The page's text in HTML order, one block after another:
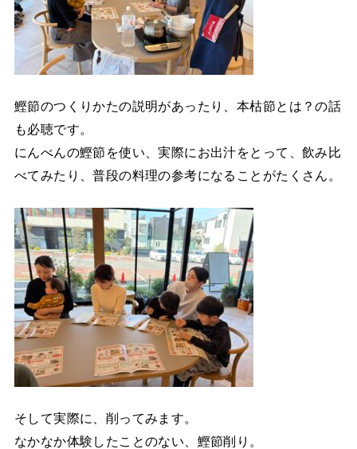
鰹節のつくりかたの説明があったり、本枯節とは？の話
も必聴です。
にんべんの鰹節を使い、実際にお出汁をとって、飲み比
べてみたり、普段の料理の参考になることがたくさん。
そして実際に、削ってみます。
なかなか体験したことのない、鰹節削り。